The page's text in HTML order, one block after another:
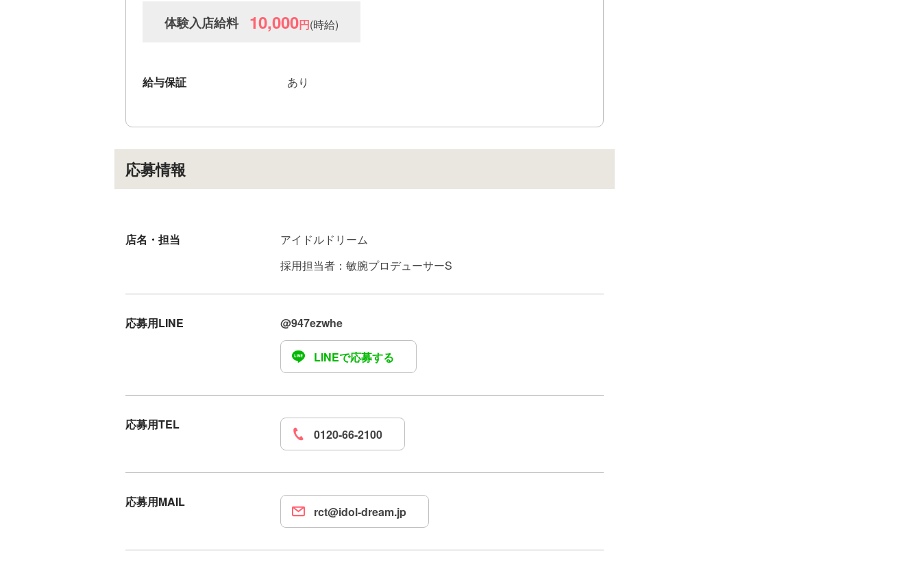
過激なサービスは一切ありません
お仕事のバックも東京並みの待遇を用意しております
体験入店給料 10,000円(時給)
給与保証 あり
応募情報
店名・担当
アイドルドリーム
採用担当者：敏腕プロデューサーS
応募用LINE @947ezwhe
LINEで応募する
応募用TEL
0120-66-2100
応募用MAIL
rct@idol-dream.jp